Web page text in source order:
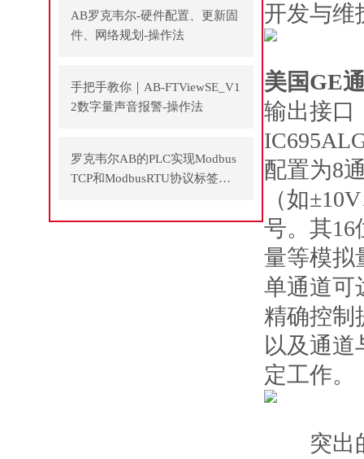
AB罗克韦尔-硬件配置、更新固
件、网络规划-操作法
手把手教你｜AB-FTViewSE_V1
2数字量声音报警-操作法
罗克韦尔AB的PLC实现Modbus
TCP和ModbusRTU协议标签方
开发与维
美国GE
输出接口
配置为8
（如
号。其16
量等模拟
单通道可
精确控制
以及通道
定工作。
突出